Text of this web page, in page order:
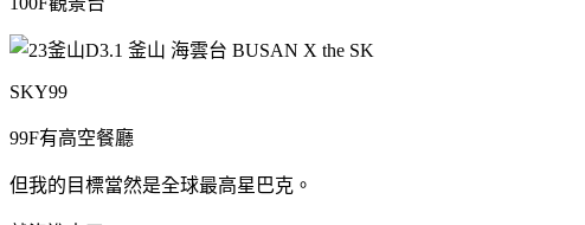
SKY99
99F有高空餐廳
但我的目標當然是全球最高星巴克。